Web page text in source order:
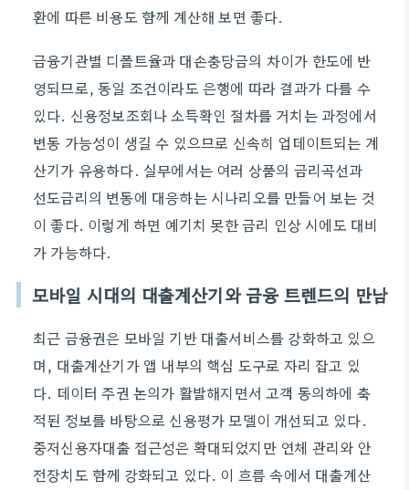
환에 따른 비용도 함께 계산해 보면 좋다.
금융기관별 디폴트율과 대손충당금의 차이가 한도에 반
영되므로, 동일 조건이라도 은행에 따라 결과가 다를 수
있다. 신용정보조회나 소득확인 절차를 거치는 과정에서
변동 가능성이 생길 수 있으므로 신속히 업데이트되는 계
산기가 유용하다. 실무에서는 여러 상품의 금리곡선과
선도금리의 변동에 대응하는 시나리오를 만들어 보는 것
이 좋다. 이렇게 하면 예기치 못한 금리 인상 시에도 대비
가 가능하다.
모바일 시대의 대출계산기와 금융 트렌드의 만남
최근 금융권은 모바일 기반 대출서비스를 강화하고 있으
며, 대출계산기가 앱 내부의 핵심 도구로 자리 잡고 있
다. 데이터 주권 논의가 활발해지면서 고객 동의하에 축
적된 정보를 바탕으로 신용평가 모델이 개선되고 있다.
중저신용자대출 접근성은 확대되었지만 연체 관리와 안
전장치도 함께 강화되고 있다. 이 흐름 속에서 대출계산